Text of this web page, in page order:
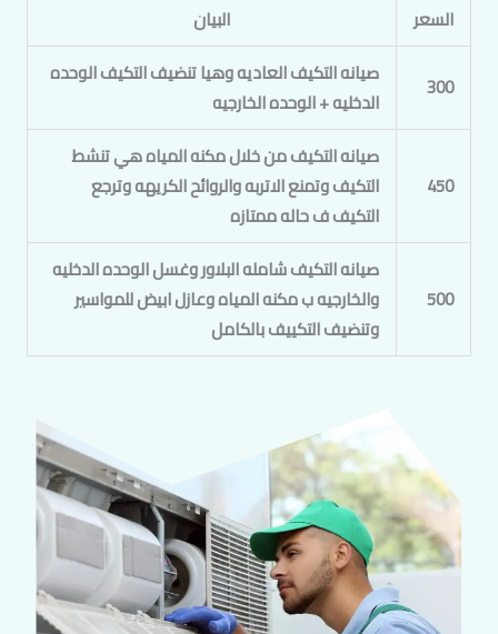
السعر البيان
300
صيانه التكيف العاديه وهيا تنضيف التكيف الوحده
الدخليه + الوحده الخارجيه
450
صيانه التكيف من خلال مكنه المياه هي تنشط
التكيف وتمنع الاتربه والروائح الكريهه وترجع
التكيف ف حاله ممتازه
500
صيانه التكيف شامله البلاور وغسل الوحده الدخليه
والخارجيه ب مكنه المياه وعازل ابيض للمواسير
وتنضيف التكييف بالكامل